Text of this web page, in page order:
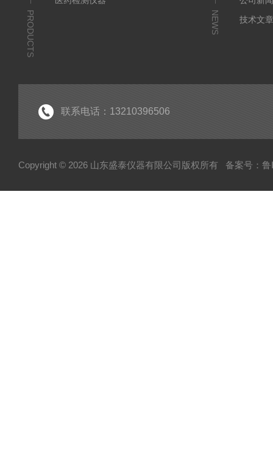
PRODUCTS NEWS
技术文
联系电话：13210396506
Copyright © 2026 山东盛泰仪器有限公司版权所有 备案号：